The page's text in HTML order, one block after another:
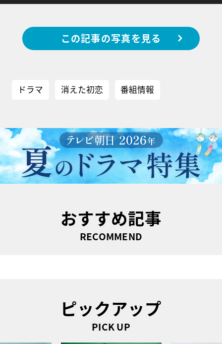
この記事の写真を見る
ドラマ 消えた初恋 番組情報
おすすめ記事
RECOMMEND
ピックアップ
PICK UP